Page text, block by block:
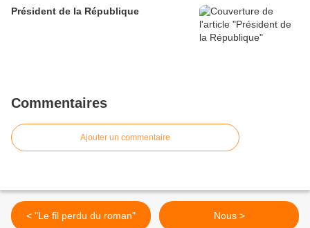
Président de la République
Commentaires
Ajouter un commentaire
< "Le fil perdu du roman" Nous >